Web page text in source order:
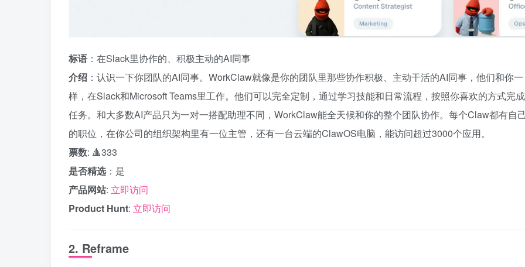
标语 ：在Slack里协作的、积极主动的AI同事
介绍 ：认识一下你团队的AI同事。WorkClaw就像是你的团队里那些协作积极、主动干活的AI同事，他们和你一
样，在Slack和Microsoft Teams里工作。他们可以完全定制，通过学习技能和日常流程，按照你喜欢的方式完成
任务。和大多数AI产品只为一对一搭配助理不同，WorkClaw能全天候和你的整个团队协作。每个Claw都有自
的职位，在你公司的组织架构里有一位主管，还有一台云端的ClawOS电脑，能访问超过3000个应用。
票数: 🔺333
是否精选：是
产品网站: 立即访问
Product Hunt: 立即访问
2. Reframe